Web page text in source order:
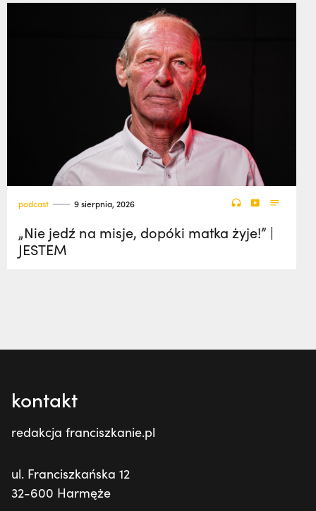
podcast 9 sierpnia, 2026
„Nie jedź na misje, dopóki matka żyje!” |
JESTEM
kontakt
redakcja franciszkanie.pl
ul. Franciszkańska 12
32-600 Harmęże